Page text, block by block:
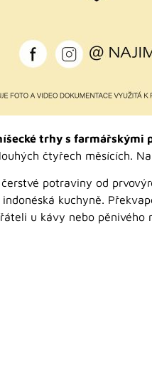
trhy s farmářskými
čtyřech měsících.
potraviny od
kuchyně.
u kávy nebo pěnivého